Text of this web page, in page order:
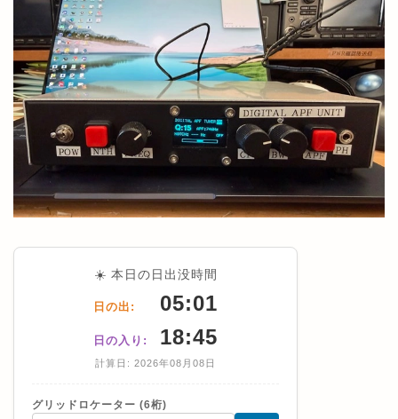
☀️ 本日の日出没時間
日の出: 05:01
日の入り: 18:45
計算日: 2026年08月08日
グリッドロケーター (6桁)